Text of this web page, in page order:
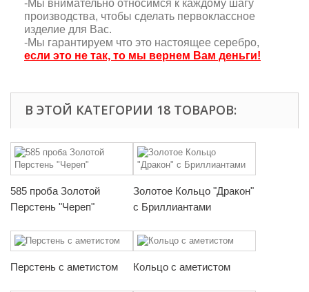
-Мы внимательно относимся к каждому шагу
производства, чтобы сделать первоклассное
изделие для Вас.
-Мы гарантируем что это настоящее серебро,
если это не так, то мы вернем Вам деньги!
В ЭТОЙ КАТЕГОРИИ 18 ТОВАРОВ:
585 проба Золотой
Перстень "Череп"
Золотое Кольцо "Дракон"
с Бриллиантами
Перстень с аметистом Кольцо с аметистом